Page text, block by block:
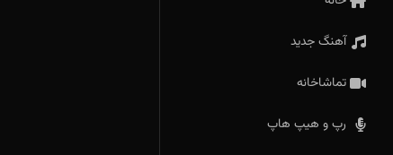
آهنگ جدید
تماشاخانه
رپ و هیپ هاپ